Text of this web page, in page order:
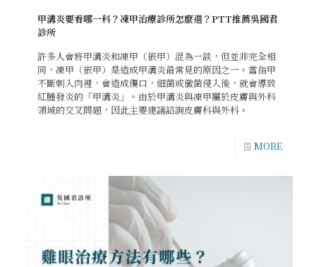
甲溝炎要看哪一科？凍甲治療診所怎麼選？PTT推薦吳國君
診所
許多人會將甲溝炎和凍甲（嵌甲）混為一談，但並非完全相
同，凍甲（嵌甲）是造成甲溝炎最常見的原因之一。當指甲
不斷刺入肉裡，會造成傷口，細菌或黴菌侵入後，就會導致
紅腫發炎的「甲溝炎」。由於甲溝炎與凍甲屬於皮膚與外科
領域的交叉問題，因此主要建議諮詢皮膚科與外科。
MORE